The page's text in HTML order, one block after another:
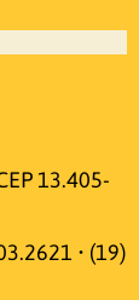
13.405-
• (19)